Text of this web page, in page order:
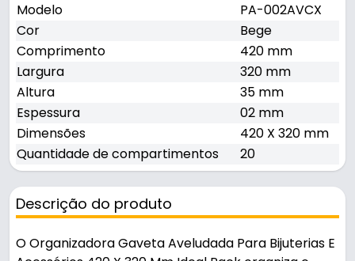
Modelo
PA-002AVCX
Cor
Bege
Comprimento
420 mm
Largura
320 mm
Altura
35 mm
Espessura
02 mm
Dimensões
420 X 320 mm
Quantidade de compartimentos
20
Descrição do produto
O Organizadora Gaveta Aveludada Para Bijuterias E